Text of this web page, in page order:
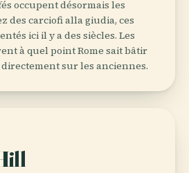
occupent désormais les
des carciofi alla giudia, ces
ici il y a des siècles. Les
à quel point Rome sait bâtir
sur les anciennes.